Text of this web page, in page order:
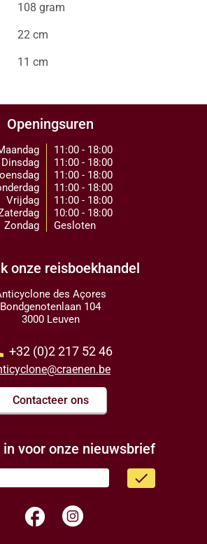
108 gram
22 cm
11 cm
Openingsuren
Dinsdag
Vrijdag
Zondag
11:00 - 18:00
11:00 - 18:00
11:00 - 18:00
11:00 - 18:00
11:00 - 18:00
10:00 - 18:00
Gesloten
onze reisboekhandel
des Açores
Bondgenotenlaan 104
3000 Leuven
+32 (0)2 217 52 46
Contacteer ons
voor onze nieuwsbrief
done
facebook